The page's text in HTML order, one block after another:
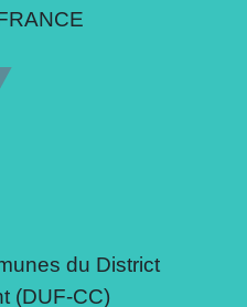
du District
(DUF-CC)